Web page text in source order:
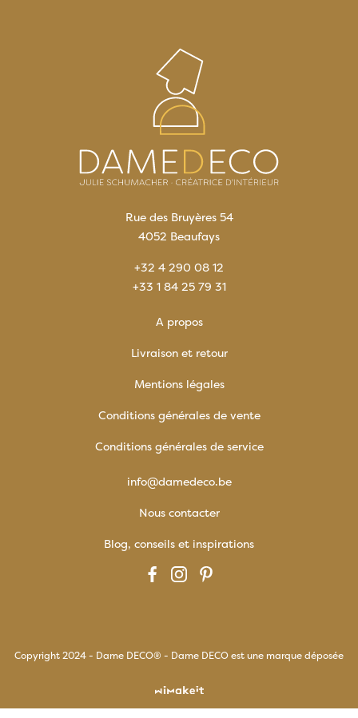
Rue des Bruyères 54
4052 Beaufays
+32 4 290 08 12
+33 1 84 25 79 31
A propos
Livraison et retour
Mentions légales
Conditions générales de vente
Conditions générales de service
info@damedeco.be
Nous contacter
Blog, conseils et inspirations
Copyright 2024 - Dame DECO® - Dame DECO est une marque déposée